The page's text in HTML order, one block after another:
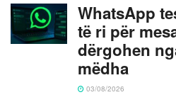
WhatsApp
të ri për
dërgohen
mëdha
03/08/2026